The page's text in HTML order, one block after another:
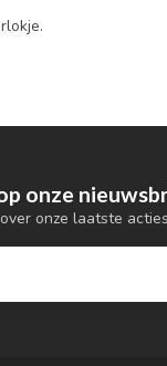
onze
onze laatste acties